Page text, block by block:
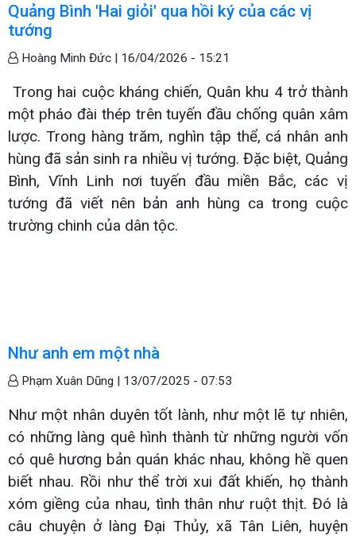
Quảng Bình 'Hai giỏi' qua hồi ký của các vị
tướng
Hoàng Minh Đức | 16/04/2026 - 15:21
Trong hai cuộc kháng chiến, Quân khu 4 trở thành
một pháo đài thép trên tuyến đầu chống quân xâm
lược. Trong hàng trăm, nghìn tập thể, cá nhân anh
hùng đã sản sinh ra nhiều vị tướng. Đặc biệt, Quảng
Bình, Vĩnh Linh nơi tuyến đầu miền Bắc, các vị
tướng đã viết nên bản anh hùng ca trong cuộc
trường chinh của dân tộc.
Như anh em một nhà
Phạm Xuân Dũng | 13/07/2025 - 07:53
Như một nhân duyên tốt lành, như một lẽ tự nhiên,
có những làng quê hình thành từ những người vốn
có quê hương bản quán khác nhau, không hề quen
biết nhau. Rồi như thể trời xui đất khiến, họ thành
xóm giềng của nhau, tình thân như ruột thịt. Đó là
câu chuyện ở làng Đại Thủy, xã Tân Liên, huyện